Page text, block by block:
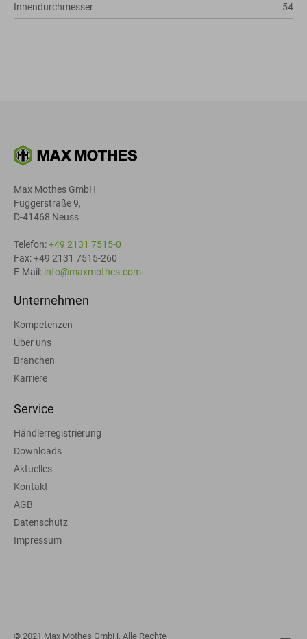
Innendurchmesser
54
Max Mothes GmbH
Fuggerstraße 9,
D-41468 Neuss
Telefon:+49 2131 7515-0
Fax: +49 2131 7515-260
E-Mail: info@maxmothes.com
Unternehmen
Kompetenzen
Über uns
Branchen
Karriere
Service
Händlerregistrierung
Downloads
Aktuelles
Kontakt
AGB
Datenschutz
Impressum
© 2021 Max Mothes GmbH. Alle Rechte